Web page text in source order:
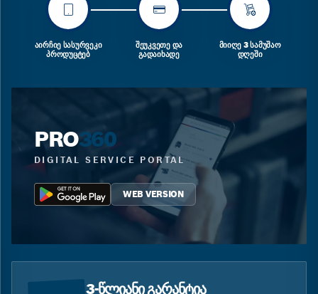
ᲐᲘᲠᲩᲘᲔ ᲡᲐᲡᲣᲠᲕᲔᲙᲘ
ᲞᲠᲝᲓᲣᲪᲢᲔᲑ
ᲨᲔᲣᲙᲕᲔᲗᲔ ᲓᲐ
ᲒᲐᲓᲐᲘᲮᲐᲓᲔ
ᲛᲘᲘᲦᲔ 3 ᲡᲐᲛᲣᲨᲐᲝ
ᲓᲦᲔᲨᲘ
PRO360
DIGITAL SERVICE PORTAL
WEB VERSION
3-ᲬᲚᲘᲐᲜᲘ ᲒᲐᲠᲐᲜᲢᲘᲐ